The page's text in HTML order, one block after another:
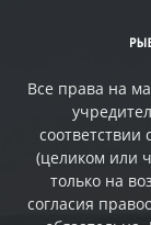
Все права на
соответствии
(целиком или
только на
согласия